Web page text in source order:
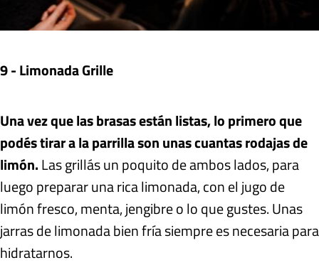
9 - Limonada Grille
Una vez que las brasas están listas, lo primero que
podés tirar a la parrilla son unas cuantas rodajas de
limón.Las grillás un poquito de ambos lados, para
luego preparar una rica limonada, con el jugo de
limón fresco, menta, jengibre o lo que gustes. Unas
jarras de limonada bien fría siempre es necesaria para
hidratarnos.